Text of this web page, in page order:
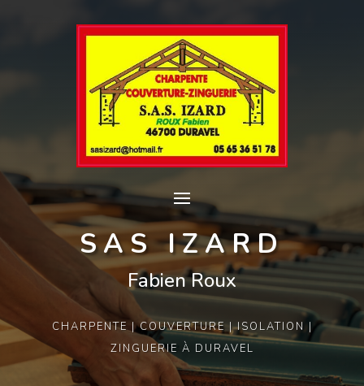
SAS IZARD
Fabien Roux
CHARPENTE | COUVERTURE | ISOLATION |
ZINGUERIE À DURAVEL